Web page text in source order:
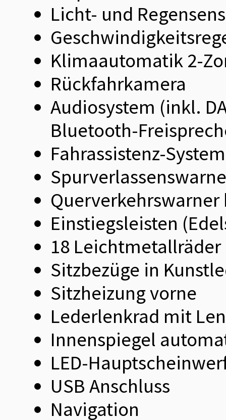
Licht- und
Klimaautomatik 2-
Rückfahrkamera
Audiosystem (inkl.
Bluetooth-
Fahrassistenz-
Einstiegsleisten
18 Leichtmetallräder
Sitzbezüge in
Sitzheizung vorne
Lederlenkrad mit
Innenspiegel
LED-
USB Anschluss
Navigation